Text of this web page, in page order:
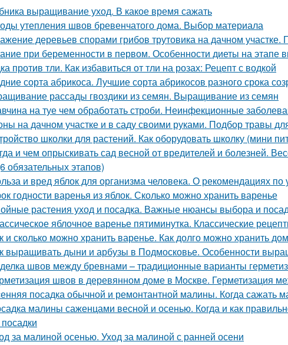
выращивание уход. В какое время сажать
утепления швов бревенчатого дома. Выбор материала
деревьев спорами грибов трутовика на дачном участке.
при беременности в первом. Особенности диеты на этапе
против тли. Как избавиться от тли на розах: Рецепт с водкой
сорта абрикоса. Лучшие сорта абрикосов разного срока
рассады гвоздики из семян. Выращивание из семян
на туе чем обработать строби. Неинфекционные
на дачном участке и в саду своими руками. Подбор травы
школки для растений. Как оборудовать школку (мини
и чем опрыскивать сад весной от вредителей и болезней.
обязательных этапов)
и вред яблок для организма человека. О рекомендациях по
годности варенья из яблок. Сколько можно хранить варенье
растения уход и посадка. Важные нюансы выбора и
яблочное варенье пятиминутка. Классические
и сколько можно хранить варенье. Как долго можно хранить
выращивать дыни и арбузы в Подмосковье. Особенности
швов между бревнами – традиционные варианты
швов в деревянном доме в Москве. Герметизация
посадка обычной и ремонтантной малины. Когда сажать
малины саженцами весной и осенью. Когда и как
за малиной осенью. Уход за малиной с ранней осени